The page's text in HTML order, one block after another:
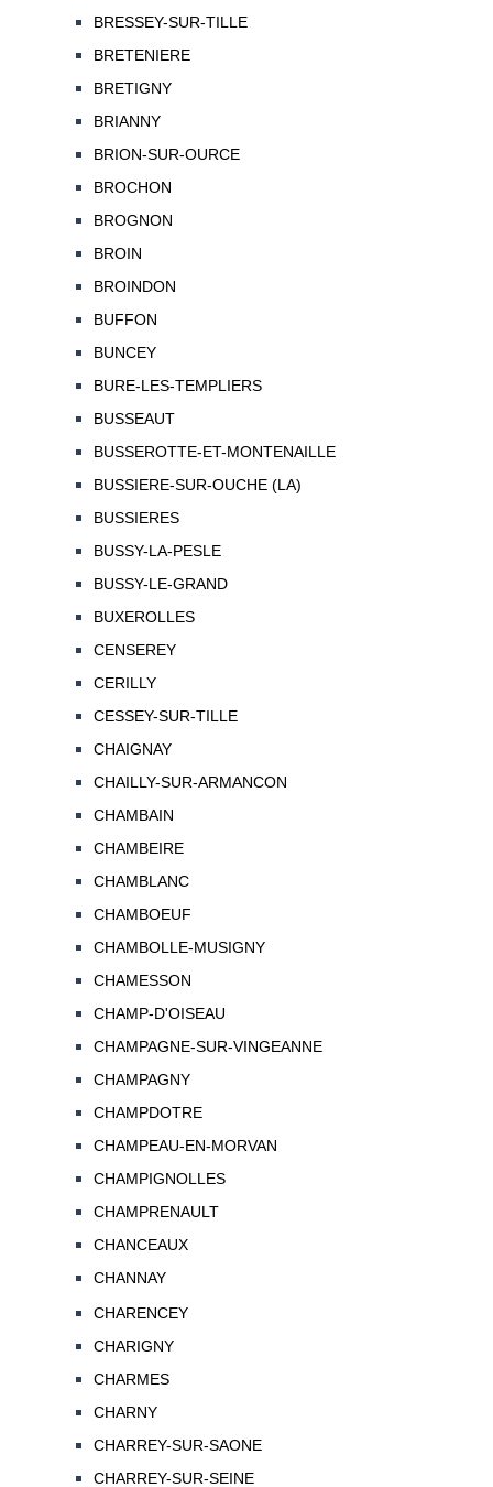
BRESSEY-SUR-TILLE
BRETENIERE
BRETIGNY
BRIANNY
BRION-SUR-OURCE
BROCHON
BROGNON
BROIN
BROINDON
BUFFON
BUNCEY
BURE-LES-TEMPLIERS
BUSSEAUT
BUSSEROTTE-ET-MONTENAILLE
BUSSIERE-SUR-OUCHE (LA)
BUSSIERES
BUSSY-LA-PESLE
BUSSY-LE-GRAND
BUXEROLLES
CENSEREY
CERILLY
CESSEY-SUR-TILLE
CHAIGNAY
CHAILLY-SUR-ARMANCON
CHAMBAIN
CHAMBEIRE
CHAMBLANC
CHAMBOEUF
CHAMBOLLE-MUSIGNY
CHAMESSON
CHAMP-D'OISEAU
CHAMPAGNE-SUR-VINGEANNE
CHAMPAGNY
CHAMPDOTRE
CHAMPEAU-EN-MORVAN
CHAMPIGNOLLES
CHAMPRENAULT
CHANCEAUX
CHANNAY
CHARENCEY
CHARIGNY
CHARMES
CHARNY
CHARREY-SUR-SAONE
CHARREY-SUR-SEINE